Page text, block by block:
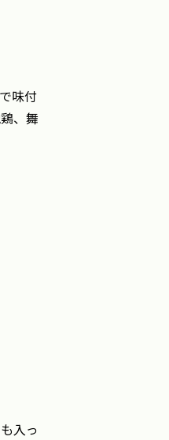
味付
、舞
入っ